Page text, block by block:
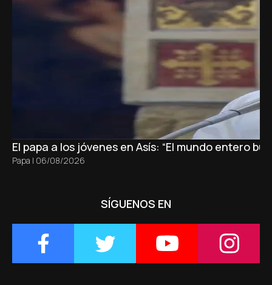
El papa a los jóvenes en Asís: “El mundo entero
Papa | 06/08/2026
SÍGUENOS EN